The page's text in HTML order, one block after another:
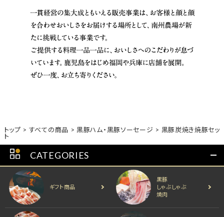
トップ すべての商品 黒豚ハム・黒豚ソーセージ
黒豚炭焼き焼豚セッ
ト
CATEGORIES
ギフト商品
黒豚
しゃぶしゃぶ
焼肉